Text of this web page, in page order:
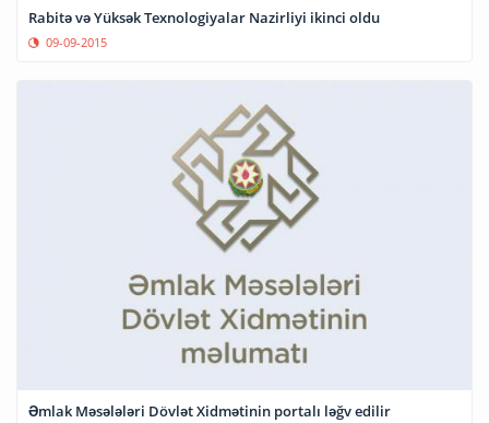
Rabitə və Yüksək Texnologiyalar Nazirliyi ikinci oldu
09-09-2015
Əmlak Məsələləri Dövlət Xidmətinin portalı ləğv edilir